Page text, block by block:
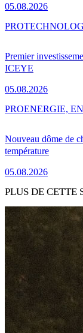
05.08.2026
Premier
ICEYE
05.08.2026
PRO
Nouveau dôme de
température
05.08.2026
PROENERGIE,
PLUS DE CETTE